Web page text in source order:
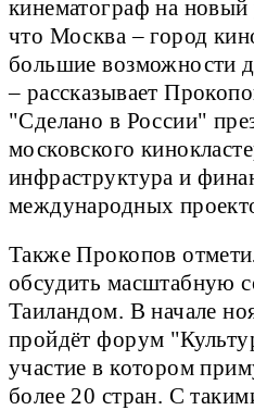
кинематограф на новый
что Москва – город
большие возможности
– рассказывает
"Сделано в России"
московского
инфраструктура и
международных
Также Прокопов
обсудить масштабную
Таиландом. В начале
пройдёт форум
участие в котором
более 20 стран. С